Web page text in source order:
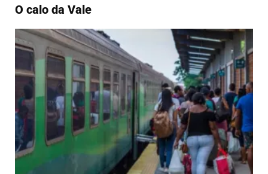
O calo da Vale